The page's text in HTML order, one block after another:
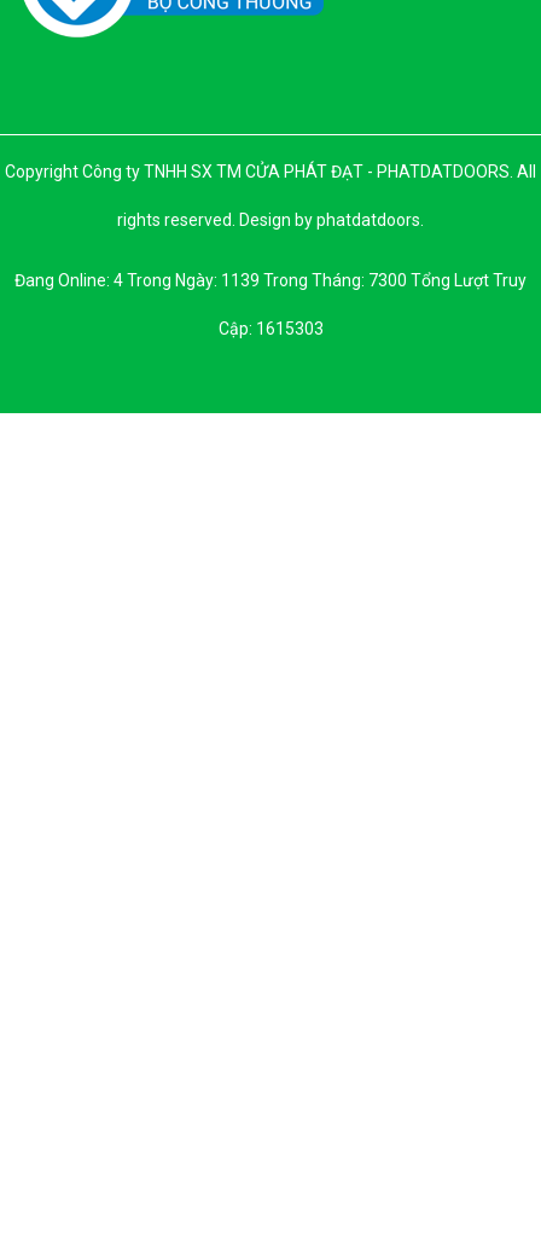
Copyright Công ty TNHH SX TM CỬA PHÁT ĐẠT - PHATDATDOORS. All
rights reserved. Design by phatdatdoors.
Đang Online: 4 Trong Ngày: 1139 Trong Tháng: 7300 Tổng Lượt Truy
Cập: 1615303